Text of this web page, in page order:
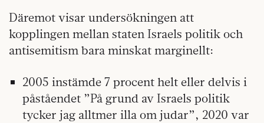
Däremot visar undersökningen att
kopplingen mellan staten Israels politik och
antisemitism bara minskat marginellt:
2005 instämde 7 procent helt eller delvis i
påståendet ”På grund av Israels politik
tycker jag alltmer illa om judar”, 2020 var